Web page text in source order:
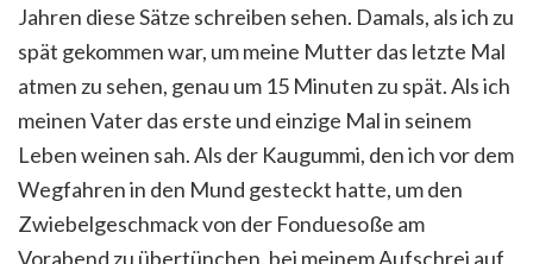
Jahren diese Sätze schreiben sehen. Damals, als ich zu
spät gekommen war, um meine Mutter das letzte Mal
atmen zu sehen, genau um 15 Minuten zu spät. Als ich
meinen Vater das erste und einzige Mal in seinem
Leben weinen sah. Als der Kaugummi, den ich vor dem
Wegfahren in den Mund gesteckt hatte, um den
Zwiebelgeschmack von der Fonduesoße am
Vorabend zu übertünchen, bei meinem Aufschrei auf